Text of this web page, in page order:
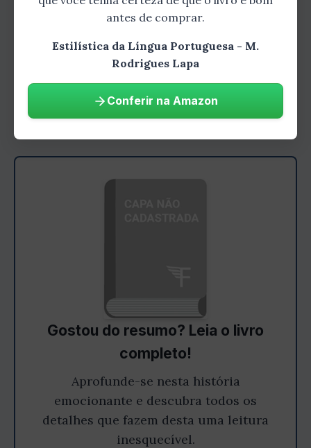
na literatura para criar efeitos estéticos e
obras de grandes escritores brasileiros e
portugueses, revelando as técnicas estilísticas
empregadas e como elas contribuem para a
construção de textos literários memoráveis.
Gostou do resumo? Leia o livro
completo!
Aprofunde-se nesta história
emocionante e descubra todos os
detalhes que fazem desta uma leitura
inesquecível.
antes de comprar.
Estilística da Língua Portuguesa - M.
Rodrigues Lapa
Conferir na Amazon